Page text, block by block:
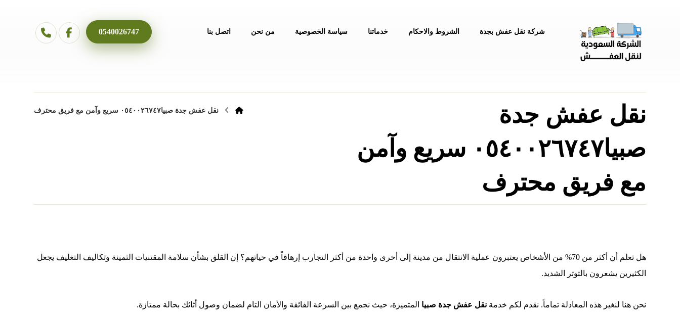
شركة نقل عفش بجدة الشروط والاحكام خدماتنا سياسة الخصوصية من نحن اتصل بنا 0540026747
نقل عفش جدة
صبيا٠٥٤٠٠٢٦٧٤٧ سريع وآمن
مع فريق محترف
نقل عفش جدة صبيا٠٥٤٠٠٢٦٧٤٧ سريع وآمن مع فريق محترف
هل تعلم أن أكثر من 70% من الأشخاص يعتبرون عملية الانتقال من مدينة إلى أخرى واحدة من أكثر التجارب إرهاقاً في حياتهم؟ إن القلق بشأن سلامة المقتنيات الثمينة وتكاليف التغليف يجعل
الكثيرين يشعرون بالتوتر الشديد.
نحن هنا لنغير هذه المعادلة تماماً. نقدم لكم خدمةنقل عفش جدة صبيا المتميزة، حيث نجمع بين السرعة الفائقة والأمان التام لضمان وصول أثاثك بحالة ممتازة.